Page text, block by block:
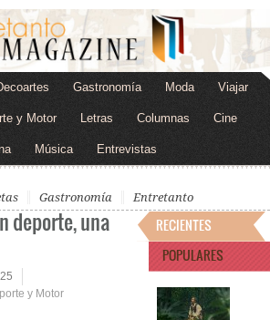
Gastronomía Moda Viajar
y Motor Letras Columnas Cine
Música Entrevistas
Gastronomía Entretanto
deporte, una
y Motor
RECIENTES
POPULARES